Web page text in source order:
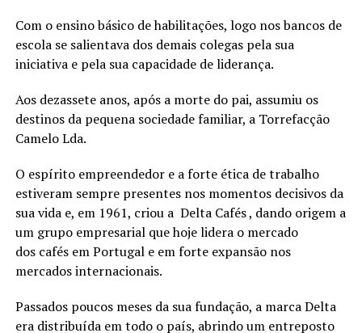
Com o ensino básico de habilitações, logo nos bancos de
escola se salientava dos demais colegas pela sua
iniciativa e pela sua capacidade de liderança.
Aos dezassete anos, após a morte do pai, assumiu os
destinos da pequena sociedade familiar, a Torrefacção
Camelo Lda.
O espírito empreendedor e a forte ética de trabalho
estiveram sempre presentes nos momentos decisivos da
sua vida e, em 1961, criou a Delta Cafés , dando origem a
um grupo empresarial que hoje lidera o mercado
dos cafés em Portugal e em forte expansão nos
mercados internacionais.
Passados poucos meses da sua fundação, a marca Delta
era distribuída em todo o país, abrindo um entreposto